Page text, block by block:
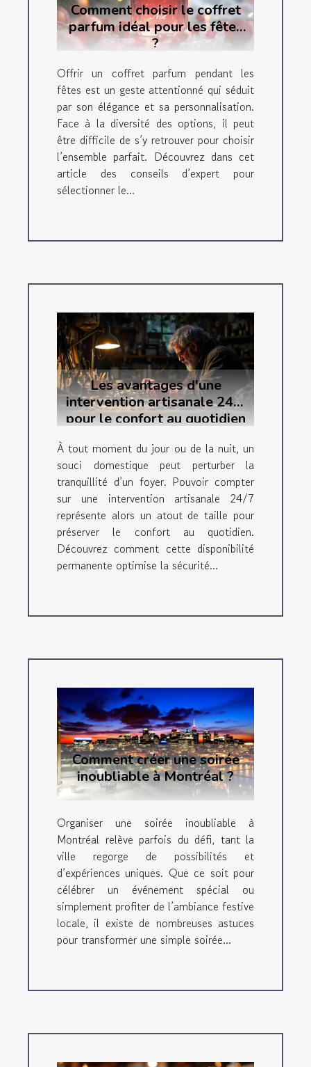
Comment choisir le coffret
parfum idéal pour les fêtes
?
Offrir un coffret parfum pendant les
fêtes est un geste attentionné qui séduit
par son élégance et sa personnalisation.
Face à la diversité des options, il peut
être difficile de s’y retrouver pour choisir
l’ensemble parfait. Découvrez dans cet
article des conseils d’expert pour
sélectionner le...
Les avantages d'une
intervention artisanale 24/7
pour le confort au quotidien
À tout moment du jour ou de la nuit, un
souci domestique peut perturber la
tranquillité d’un foyer. Pouvoir compter
sur une intervention artisanale 24/7
représente alors un atout de taille pour
préserver le confort au quotidien.
Découvrez comment cette disponibilité
permanente optimise la sécurité...
Comment créer une soirée
inoubliable à Montréal ?
Organiser une soirée inoubliable à
Montréal relève parfois du défi, tant la
ville regorge de possibilités et
d’expériences uniques. Que ce soit pour
célébrer un événement spécial ou
simplement profiter de l’ambiance festive
locale, il existe de nombreuses astuces
pour transformer une simple soirée...